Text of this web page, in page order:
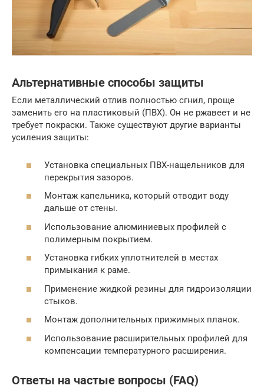
Альтернативные способы защиты
Если металлический отлив полностью сгнил, проще
заменить его на пластиковый (ПВХ). Он не ржавеет и не
требует покраски. Также существуют другие варианты
усиления защиты:
Установка специальных ПВХ-нащельников для
перекрытия зазоров.
Монтаж капельника, который отводит воду
дальше от стены.
Использование алюминиевых профилей с
полимерным покрытием.
Установка гибких уплотнителей в местах
примыкания к раме.
Применение жидкой резины для гидроизоляции
стыков.
Монтаж дополнительных прижимных планок.
Использование расширительных профилей для
компенсации температурного расширения.
Ответы на частые вопросы (FAQ)